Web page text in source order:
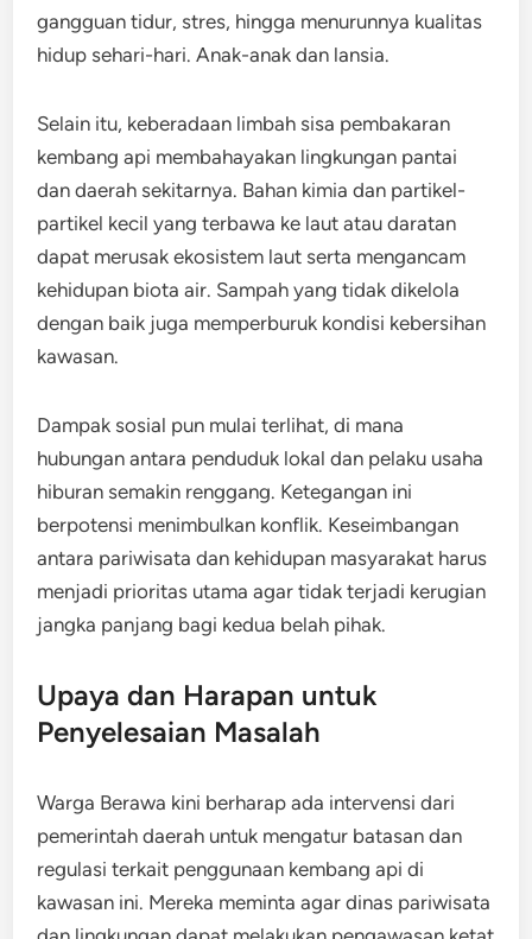
gangguan tidur, stres, hingga menurunnya kualitas
hidup sehari-hari. Anak-anak dan lansia.
Selain itu, keberadaan limbah sisa pembakaran
kembang api membahayakan lingkungan pantai
dan daerah sekitarnya. Bahan kimia dan partikel-
partikel kecil yang terbawa ke laut atau daratan
dapat merusak ekosistem laut serta mengancam
kehidupan biota air. Sampah yang tidak dikelola
dengan baik juga memperburuk kondisi kebersihan
kawasan.
Dampak sosial pun mulai terlihat, di mana
hubungan antara penduduk lokal dan pelaku usaha
hiburan semakin renggang. Ketegangan ini
berpotensi menimbulkan konflik. Keseimbangan
antara pariwisata dan kehidupan masyarakat harus
menjadi prioritas utama agar tidak terjadi kerugian
jangka panjang bagi kedua belah pihak.
Upaya dan Harapan untuk
Penyelesaian Masalah
Warga Berawa kini berharap ada intervensi dari
pemerintah daerah untuk mengatur batasan dan
regulasi terkait penggunaan kembang api di
kawasan ini. Mereka meminta agar dinas pariwisata